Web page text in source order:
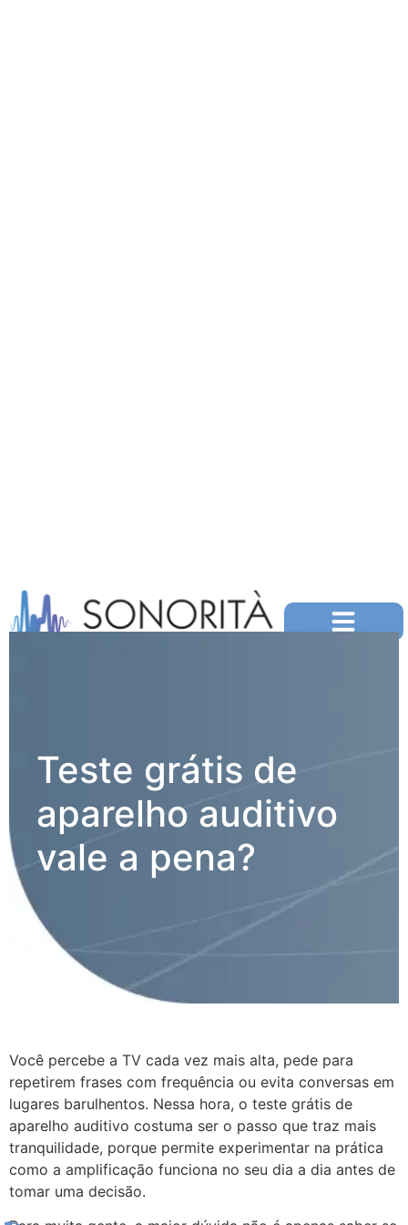
Teste grátis de
aparelho auditivo
vale a pena?
Você percebe a TV cada vez mais alta, pede para
repetirem frases com frequência ou evita conversas em
lugares barulhentos. Nessa hora, o teste grátis de
aparelho auditivo costuma ser o passo que traz mais
tranquilidade, porque permite experimentar na prática
como a amplificação funciona no seu dia a dia antes de
tomar uma decisão.